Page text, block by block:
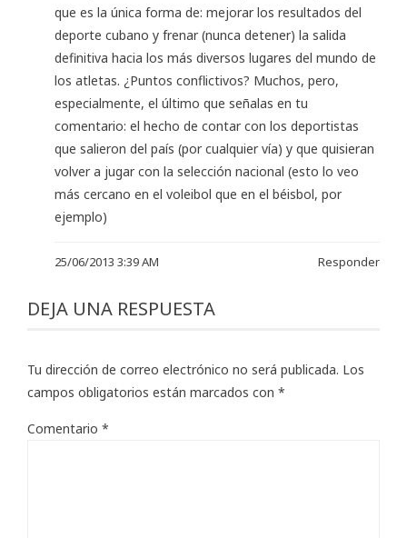
que es la única forma de: mejorar los resultados del
deporte cubano y frenar (nunca detener) la salida
definitiva hacia los más diversos lugares del mundo de
los atletas. ¿Puntos conflictivos? Muchos, pero,
especialmente, el último que señalas en tu
comentario: el hecho de contar con los deportistas
que salieron del país (por cualquier vía) y que quisieran
volver a jugar con la selección nacional (esto lo veo
más cercano en el voleibol que en el béisbol, por
ejemplo)
25/06/2013 3:39 AM Responder
DEJA UNA RESPUESTA
Tu dirección de correo electrónico no será publicada. Los
campos obligatorios están marcados con *
Comentario *